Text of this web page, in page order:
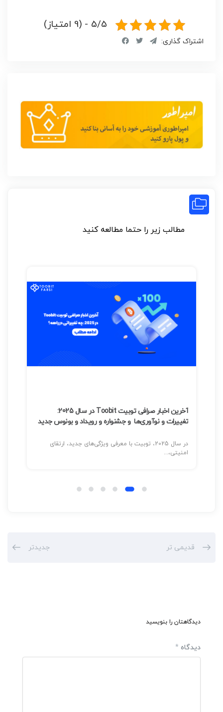
5/5 - (9 امتیاز)
اشتراک گذاری:
مطالب زیر را حتما مطالعه کنید
آخرین اخبار صرافی توبیت Toobit در سال 2025:
تغییرات و نوآوری‌ها و جشنواره و رویداد و بونوس جدید
در سال 2025، توبیت با معرفی ویژگی‌های جدید، ارتقای
امنیتی،...
قدیمی تر جدیدتر
دیدگاهتان را بنویسید
دیدگاه *